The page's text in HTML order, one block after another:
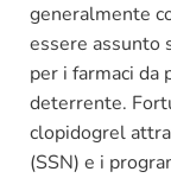
generalmente
essere assunto
per i farmaci da
deterrente.
clopidogrel
(SSN) e i